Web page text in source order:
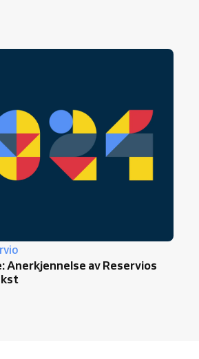
Anerkjennelse av Reservios